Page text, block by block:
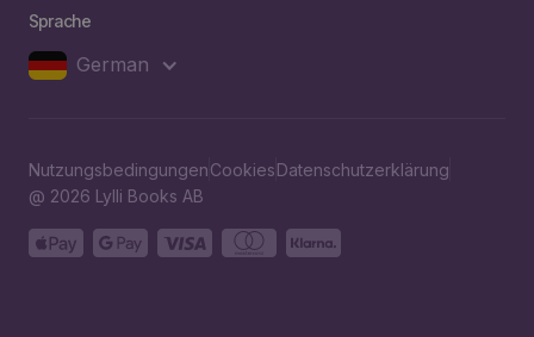
Sprache
German
NutzungsbedingungenCookiesDatenschutzerklärung
@ 2026 Lylli Books AB